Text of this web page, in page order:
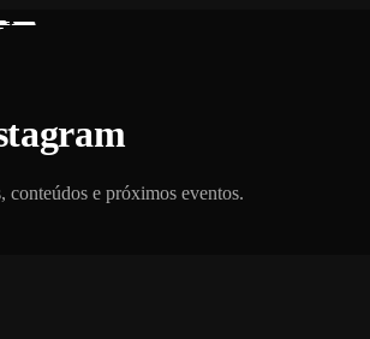
conteúdos e próximos eventos.